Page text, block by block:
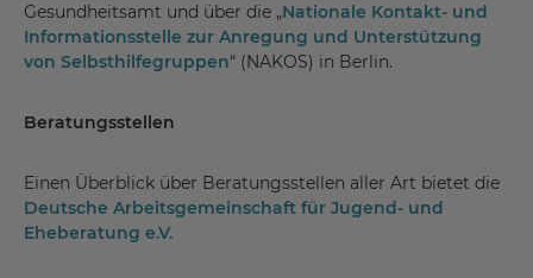
Gesundheitsamt und über die „Nationale Kontakt- und
Informationsstelle zur Anregung und Unterstützung
von Selbsthilfegruppen“ (NAKOS) in Berlin.
Beratungsstellen
Einen Überblick über Beratungsstellen aller Art bietet die
Deutsche Arbeitsgemeinschaft für Jugend- und
Eheberatung e.V.